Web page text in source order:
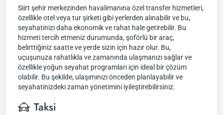
Siirt şehir merkezinden havalimanına özel transfer hizmetleri,
özellikle otel veya tur şirketi gibi yerlerden alınabilir ve bu,
seyahatinizi daha ekonomik ve rahat hale getirebilir. Bu
hizmeti tercih etmeniz durumunda, şoförlü bir araç,
belirttiğiniz saatte ve yerde sizin için hazır olur. Bu,
uçuşunuza rahatlıkla ve zamanında ulaşmanızı sağlar ve
özellikle yoğun seyahat programları için ideal bir çözüm
olabilir. Bu şekilde, ulaşımınızı önceden planlayabilir ve
seyahatinizdeki zaman yönetimini iyileştirebilirsiniz.
Taksi